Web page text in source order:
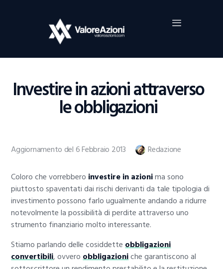
Investire in azioni attraverso
le obbligazioni
Home
Investimenti
Borsa
Guide Al Trading
Criptovalute
Aggiornamento del 6 Febbraio 2013 Redazione
Coloro che vorrebbero investire in azionima sono
piuttosto spaventati dai rischi derivanti da tale tipologia di
investimento possono farlo ugualmente andando a ridurre
notevolmente la possibilità di perdite attraverso uno
strumento finanziario molto interessante.
Stiamo parlando delle cosiddetteobbligazioni
convertibili, ovveroobbligazioniche garantiscono al